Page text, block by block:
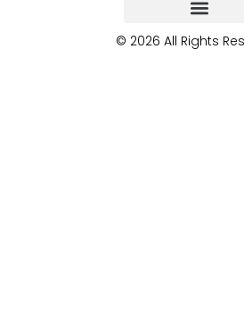
© 2026 All Rights